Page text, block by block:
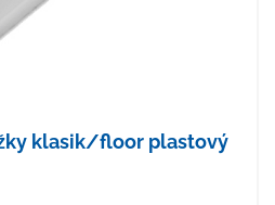
klasik/floor plastový